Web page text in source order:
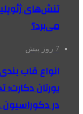
تنش‌های
می‌برد؟
7 روز پیش
انواع قاب
یورتان
در